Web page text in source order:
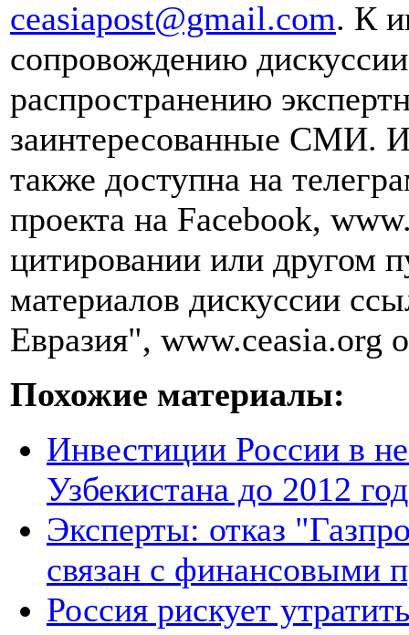
ceasiapost@gmail.com. К
сопровождению
распространению
заинтересованные СМИ.
также доступна на
проекта на Facebook,
цитировании или другом
материалов дискуссии
Евразия", www.ceasia.org
Похожие материалы:
Инвестиции России в
Узбекистана до 2012
Эксперты: отказ
связан с финансовыми
Россия рискует